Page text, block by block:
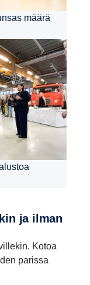
määrä
Kotoa
parissa